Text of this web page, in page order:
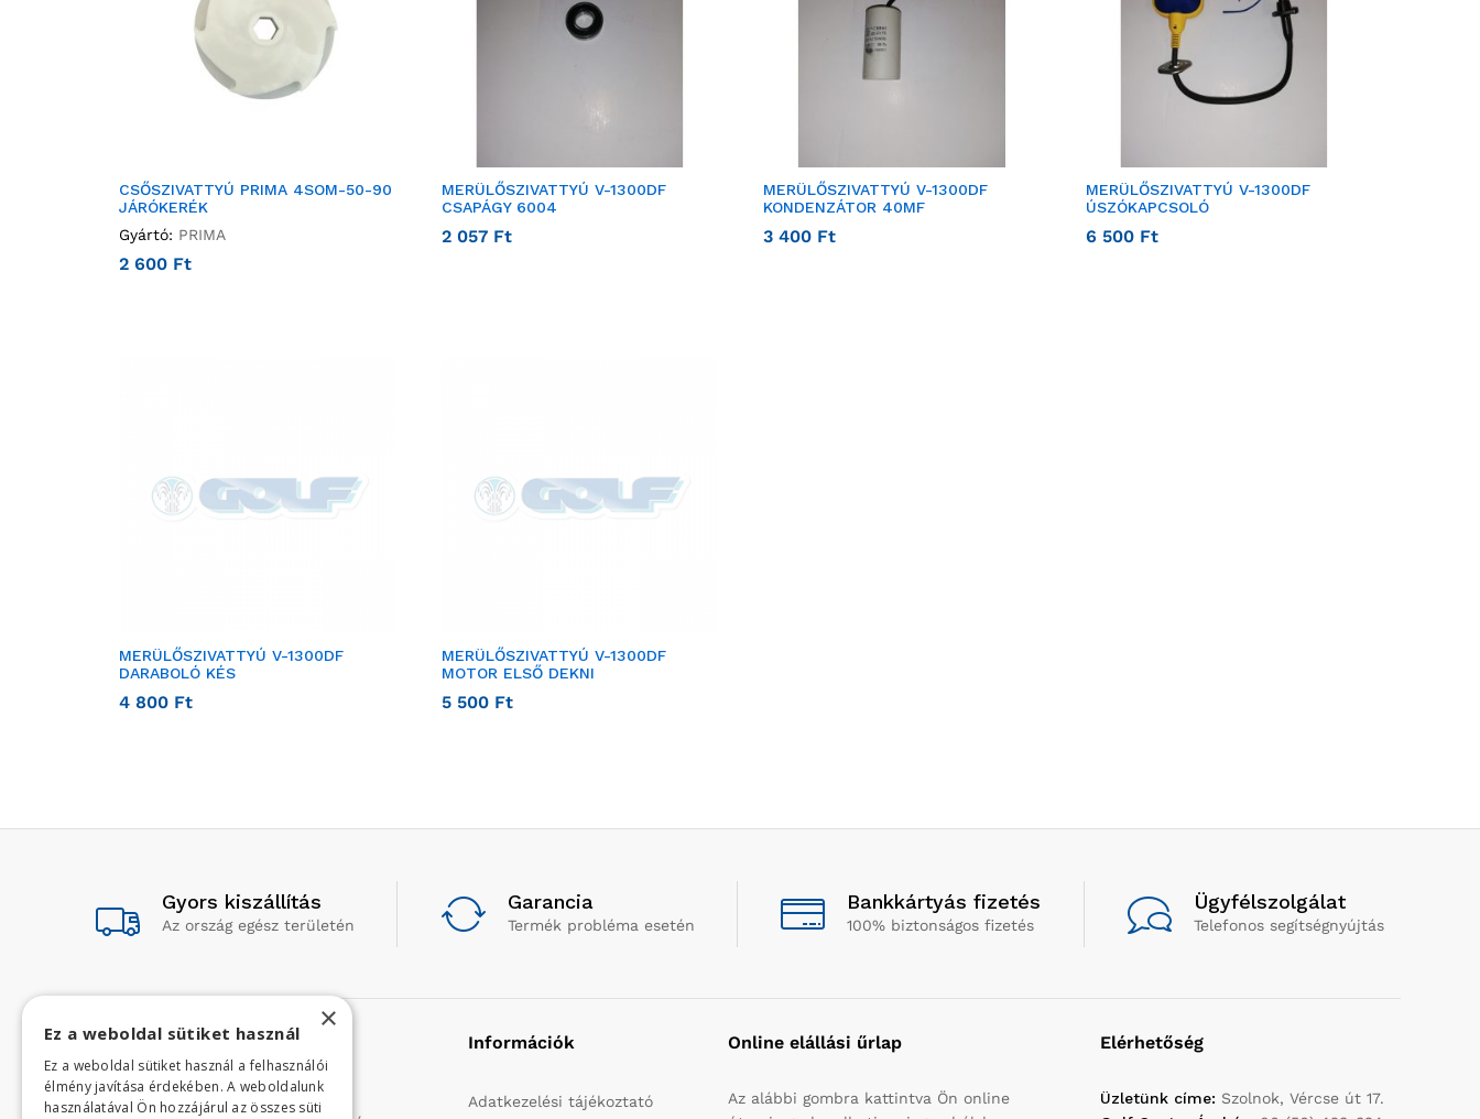
CSŐSZIVATTYÚ PRIMA 4SOM-50-90
JÁRÓKERÉK
Gyártó: PRIMA
2 600 Ft
MERÜLŐSZIVATTYÚ V-1300DF
CSAPÁGY 6004
2 057 Ft
MERÜLŐSZIVATTYÚ V-1300DF
KONDENZÁTOR 40MF
3 400 Ft
MERÜLŐSZIVATTYÚ V-1300DF
ÚSZÓKAPCSOLÓ
6 500 Ft
MERÜLŐSZIVATTYÚ V-1300DF
DARABOLÓ KÉS
4 800 Ft
MERÜLŐSZIVATTYÚ V-1300DF
MOTOR ELSŐ DEKNI
5 500 Ft
Gyors kiszállítás
Az ország egész területén
Garancia
Termék probléma esetén
Bankkártyás fizetés
100% biztonságos fizetés
Ügyfélszolgálat
Telefonos segítségnyújtás
Rólunk
Profilunk a mezőgazdasági, kerti
Információk
Adatkezelési tájékoztató
Online elállási űrlap
Az alábbi gombra kattintva Ön online
Elérhetőség
Üzletünk címe: Szolnok, Vércse út 17.
×
Ez a weboldal sütiket használ
Ez a weboldal sütiket használ a felhasználói
élmény javítása érdekében. A weboldalunk
használatával Ön hozzájárul az összes süti